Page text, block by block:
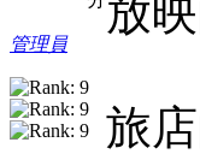
管理員
放
旅